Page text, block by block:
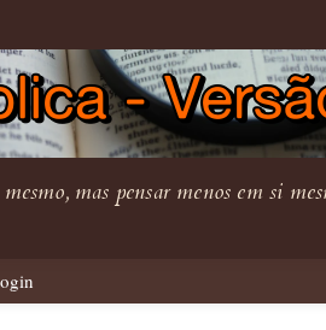
mas pensar menos em si